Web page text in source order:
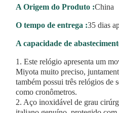
A Origem do Produto :China
O tempo de entrega :35 dias
A capacidade de
1. Este relógio apresenta um
Miyota muito preciso,
também possui três relógios de
como cronômetros.
2. Aço inoxidável de grau